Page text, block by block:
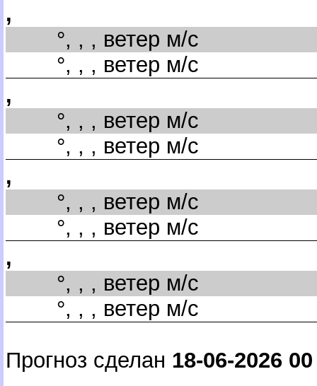
,
°, , , ветер м/с
°, , , ветер м/с
,
°, , , ветер м/с
°, , , ветер м/с
,
°, , , ветер м/с
°, , , ветер м/с
,
°, , , ветер м/с
°, , , ветер м/с
Прогноз сделан 18-06-2026